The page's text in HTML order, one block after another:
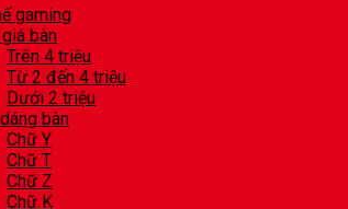
gaming
bàn
Trên 4 triệu
Từ 2 đến 4 triệu
Dưới 2 triệu
bàn
Chữ Y
Chữ T
Chữ Z
Chữ K